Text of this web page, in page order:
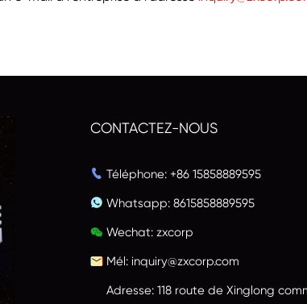
CONTACTEZ-NOUS
Téléphone: +86 15858889595
Whatsapp:8615858889595
Wechat: zxcorp
Mél: inquiry@zxcorp.com
Adresse: 118 route de Xinglong